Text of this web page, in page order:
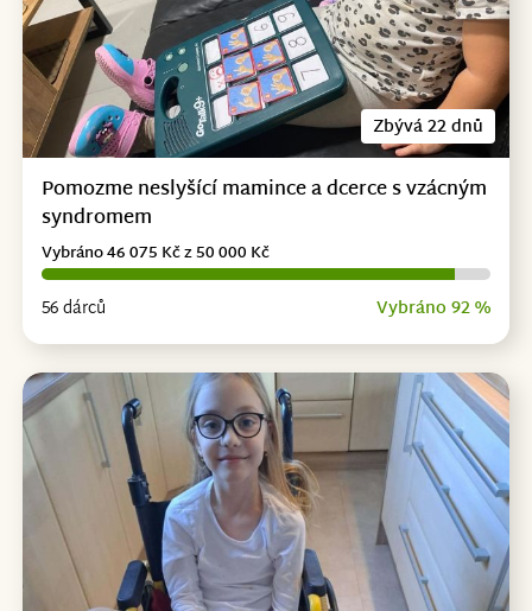
Zbývá 22 dnů
Pomozme neslyšící mamince a dcerce s vzácným
syndromem
56 dárců Vybráno 92 %
Vybráno 46 075 Kč z 50 000 Kč